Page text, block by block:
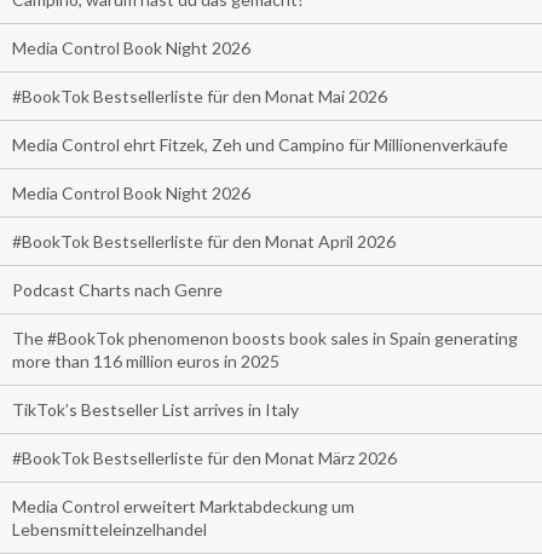
Media Control Book Night 2026
#BookTok Bestsellerliste für den Monat Mai 2026
Media Control ehrt Fitzek, Zeh und Campino für Millionenverkäufe
Media Control Book Night 2026
#BookTok Bestsellerliste für den Monat April 2026
Podcast Charts nach Genre
The #BookTok phenomenon boosts book sales in Spain generating
more than 116 million euros in 2025
TikTok’s Bestseller List arrives in Italy
#BookTok Bestsellerliste für den Monat März 2026
Media Control erweitert Marktabdeckung um
Lebensmitteleinzelhandel